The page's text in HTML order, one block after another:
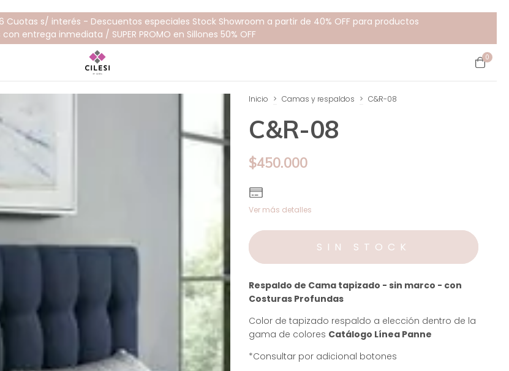
Cuotas s/ interés - Descuentos especiales Stock Showroom a partir de 40% OFF para productos
entrega inmediata / SUPER PROMO en Sillones 50% OFF
0
Inicio > Camas y respaldos > C&R-08
C&R-08
$450.000
Ver más detalles
Respaldo de Cama tapizado - sin marco - con
Costuras Profundas
Color de tapizado respaldo a elección dentro de la
gama de colores Catálogo Línea Panne
*Consultar por adicional botones